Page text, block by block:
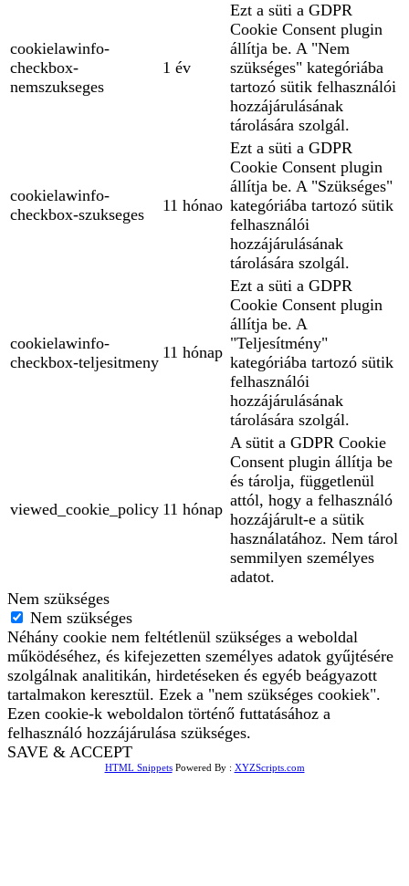
cookielawinfo-
checkbox-
nemszukseges
1 év
Ezt a süti a GDPR
Cookie Consent plugin
állítja be. A "Nem
szükséges" kategóriába
tartozó sütik felhasználói
hozzájárulásának
tárolására szolgál.
cookielawinfo-
checkbox-szukseges
11 hónao
Ezt a süti a GDPR
Cookie Consent plugin
állítja be. A "Szükséges"
kategóriába tartozó sütik
felhasználói
hozzájárulásának
tárolására szolgál.
cookielawinfo-
checkbox-teljesitmeny
11 hónap
Ezt a süti a GDPR
Cookie Consent plugin
állítja be. A
"Teljesítmény"
kategóriába tartozó sütik
felhasználói
hozzájárulásának
tárolására szolgál.
viewed_cookie_policy 11 hónap
A sütit a GDPR Cookie
Consent plugin állítja be
és tárolja, függetlenül
attól, hogy a felhasználó
hozzájárult-e a sütik
használatához. Nem tárol
semmilyen személyes
adatot.
Nem szükséges
Nem szükséges
Néhány cookie nem feltétlenül szükséges a weboldal
működéséhez, és kifejezetten személyes adatok gyűjtésére
szolgálnak analitikán, hirdetéseken és egyéb beágyazott
tartalmakon keresztül. Ezek a "nem szükséges cookiek".
Ezen cookie-k weboldalon történő futtatásához a
felhasználó hozzájárulása szükséges.
SAVE & ACCEPT
HTML SnippetsPowered By : XYZScripts.com